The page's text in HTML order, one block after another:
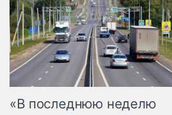
«В последнюю неделю